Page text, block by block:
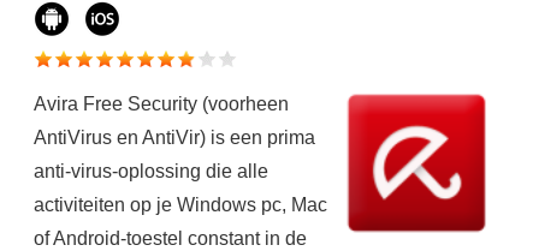
Avira Free Security (voorheen
AntiVirus en AntiVir) is een prima
anti-virus-oplossing die alle
activiteiten op je Windows pc, Mac
of Android-toestel constant in de